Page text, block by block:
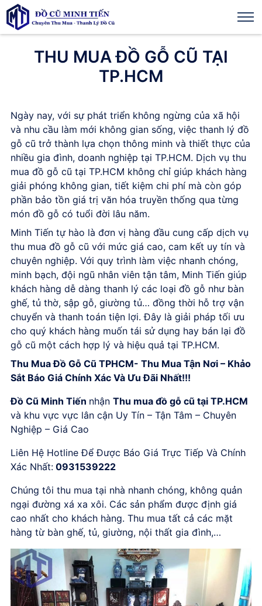
THU MUA ĐỒ GỖ CŨ TẠI
TP.HCM
Ngày nay, với sự phát triển không ngừng của xã hội
và nhu cầu làm mới không gian sống, việc thanh lý đồ
gỗ cũ trở thành lựa chọn thông minh và thiết thực của
nhiều gia đình, doanh nghiệp tại TP.HCM. Dịch vụ thu
mua đồ gỗ cũ tại TP.HCM không chỉ giúp khách hàng
giải phóng không gian, tiết kiệm chi phí mà còn góp
phần bảo tồn giá trị văn hóa truyền thống qua từng
món đồ gỗ có tuổi đời lâu năm.
Minh Tiến tự hào là đơn vị hàng đầu cung cấp dịch vụ
thu mua đồ gỗ cũ với mức giá cao, cam kết uy tín và
chuyên nghiệp. Với quy trình làm việc nhanh chóng,
minh bạch, đội ngũ nhân viên tận tâm, Minh Tiến giúp
khách hàng dễ dàng thanh lý các loại đồ gỗ như bàn
ghế, tủ thờ, sập gỗ, giường tủ… đồng thời hỗ trợ vận
chuyển và thanh toán tiện lợi. Đây là giải pháp tối ưu
cho quý khách hàng muốn tái sử dụng hay bán lại đồ
gỗ cũ một cách hợp lý và hiệu quả tại TP.HCM.
Thu Mua Đồ Gỗ Cũ TPHCM- Thu Mua Tận Nơi – Khảo
Sắt Báo Giá Chính Xác Và Ưu Đãi Nhất!!!
Đồ Cũ Minh Tiến nhận Thu mua đồ gỗ cũ tại TP.HCM
và khu vực vực lân cận Uy Tín – Tận Tâm – Chuyên
Nghiệp – Giá Cao
Liên Hệ Hotline Để Được Báo Giá Trực Tiếp Và Chính
Xác Nhất: 0931539222
Chúng tôi thu mua tại nhà nhanh chóng, không quản
ngại đường xá xa xôi. Các sản phẩm được định giá
cao nhất cho khách hàng. Thu mua tất cả các mặt
hàng từ bàn ghế, tủ, giường, nội thất gia đình,…